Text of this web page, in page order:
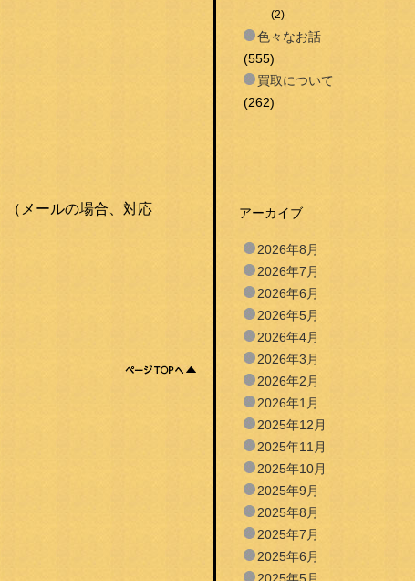
（メールの場合、対応
(2)
色々なお話
(555)
買取について
(262)
アーカイブ
2026年8月
2026年7月
2026年6月
2026年5月
2026年4月
2026年3月
2026年2月
2026年1月
2025年12月
2025年11月
2025年10月
2025年9月
2025年8月
2025年7月
2025年6月